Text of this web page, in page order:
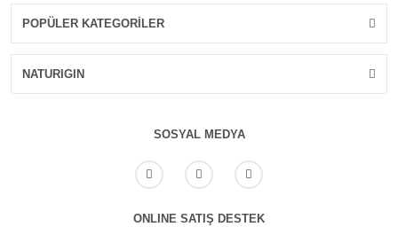
POPÜLER KATEGORİLER
NATURIGIN
SOSYAL MEDYA
ONLINE SATIŞ DESTEK